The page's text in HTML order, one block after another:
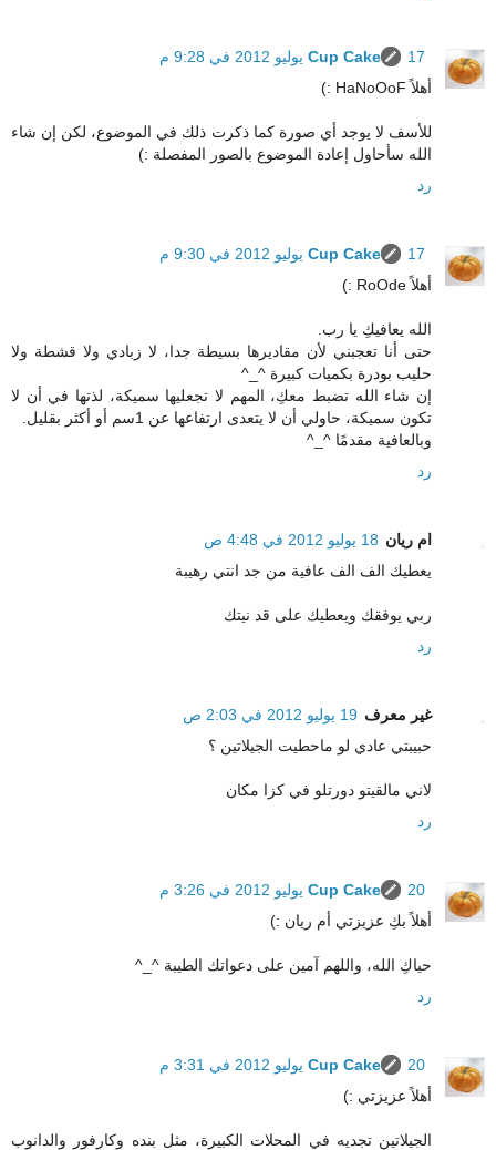
Cup Cake
17 يوليو 2012 في 9:28 م
أهلاً HaNoOoF :)
للأسف لا يوجد أي صورة كما ذكرت ذلك في الموضوع، لكن إن شاء
الله سأحاول إعادة الموضوع بالصور المفصلة :)
رد
Cup Cake
17 يوليو 2012 في 9:30 م
أهلاً RoOde :)
الله يعافيكِ يا رب.
حتى أنا تعجبني لأن مقاديرها بسيطة جدا، لا زبادي ولا قشطة ولا
حليب بودرة بكميات كبيرة ^_^
إن شاء الله تضبط معكِ، المهم لا تجعليها سميكة، لذتها في أن لا
تكون سميكة، حاولي أن لا يتعدى ارتفاعها عن 1سم أو أكثر بقليل.
وبالعافية مقدمًا ^_^
رد
ام ريان 18 يوليو 2012 في 4:48 ص
يعطيك الف الف عافية من جد انتي رهيبة
ربي يوفقك ويعطيك على قد نيتك
رد
غير معرف 19 يوليو 2012 في 2:03 ص
حبيبتي عادي لو ماحطيت الجيلاتين ؟
لاني مالقيتو دورتلو في كزا مكان
رد
Cup Cake
20 يوليو 2012 في 3:26 م
أهلاً بكِ عزيزتي أم ريان :)
حياكِ الله، واللهم آمين على دعواتك الطيبة ^_^
رد
Cup Cake
20 يوليو 2012 في 3:31 م
أهلاً عزيزتي :)
الجيلاتين تجديه في المحلات الكبيرة، مثل بنده وكارفور والدانوب